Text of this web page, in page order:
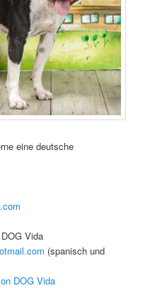
eine deutsche
Vida
(spanisch und
DOG Vida